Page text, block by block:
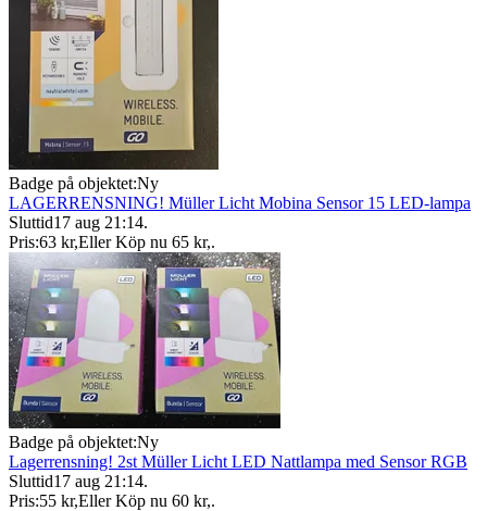
Badge på objektet:Ny
LAGERRENSNING! Müller Licht Mobina Sensor 15 LED-lampa
Sluttid17 aug 21:14.
Pris:63 kr,Eller Köp nu 65 kr,.
Badge på objektet:Ny
Lagerrensning! 2st Müller Licht LED Nattlampa med Sensor RGB
Sluttid17 aug 21:14.
Pris:55 kr,Eller Köp nu 60 kr,.